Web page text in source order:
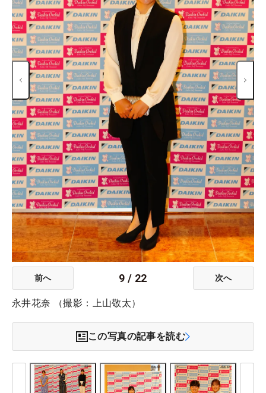
前へ 9 / 22 次へ
永井花奈 （撮影：上山敬太）
この写真の記事を読む